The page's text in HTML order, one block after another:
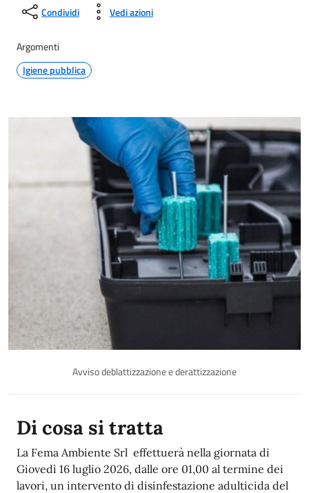
Condividi Vedi azioni
Argomenti
Igiene pubblica
Avviso deblattizzazione e derattizzazione
Di cosa si tratta
La Fema Ambiente Srl effettuerà nella giornata di
Giovedì 16 luglio 2026, dalle ore 01,00 al termine dei
lavori, un intervento di disinfestazione adulticida del